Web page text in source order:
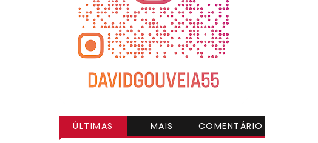
ÚLTIMAS
MAIS
COMENTÁRIO